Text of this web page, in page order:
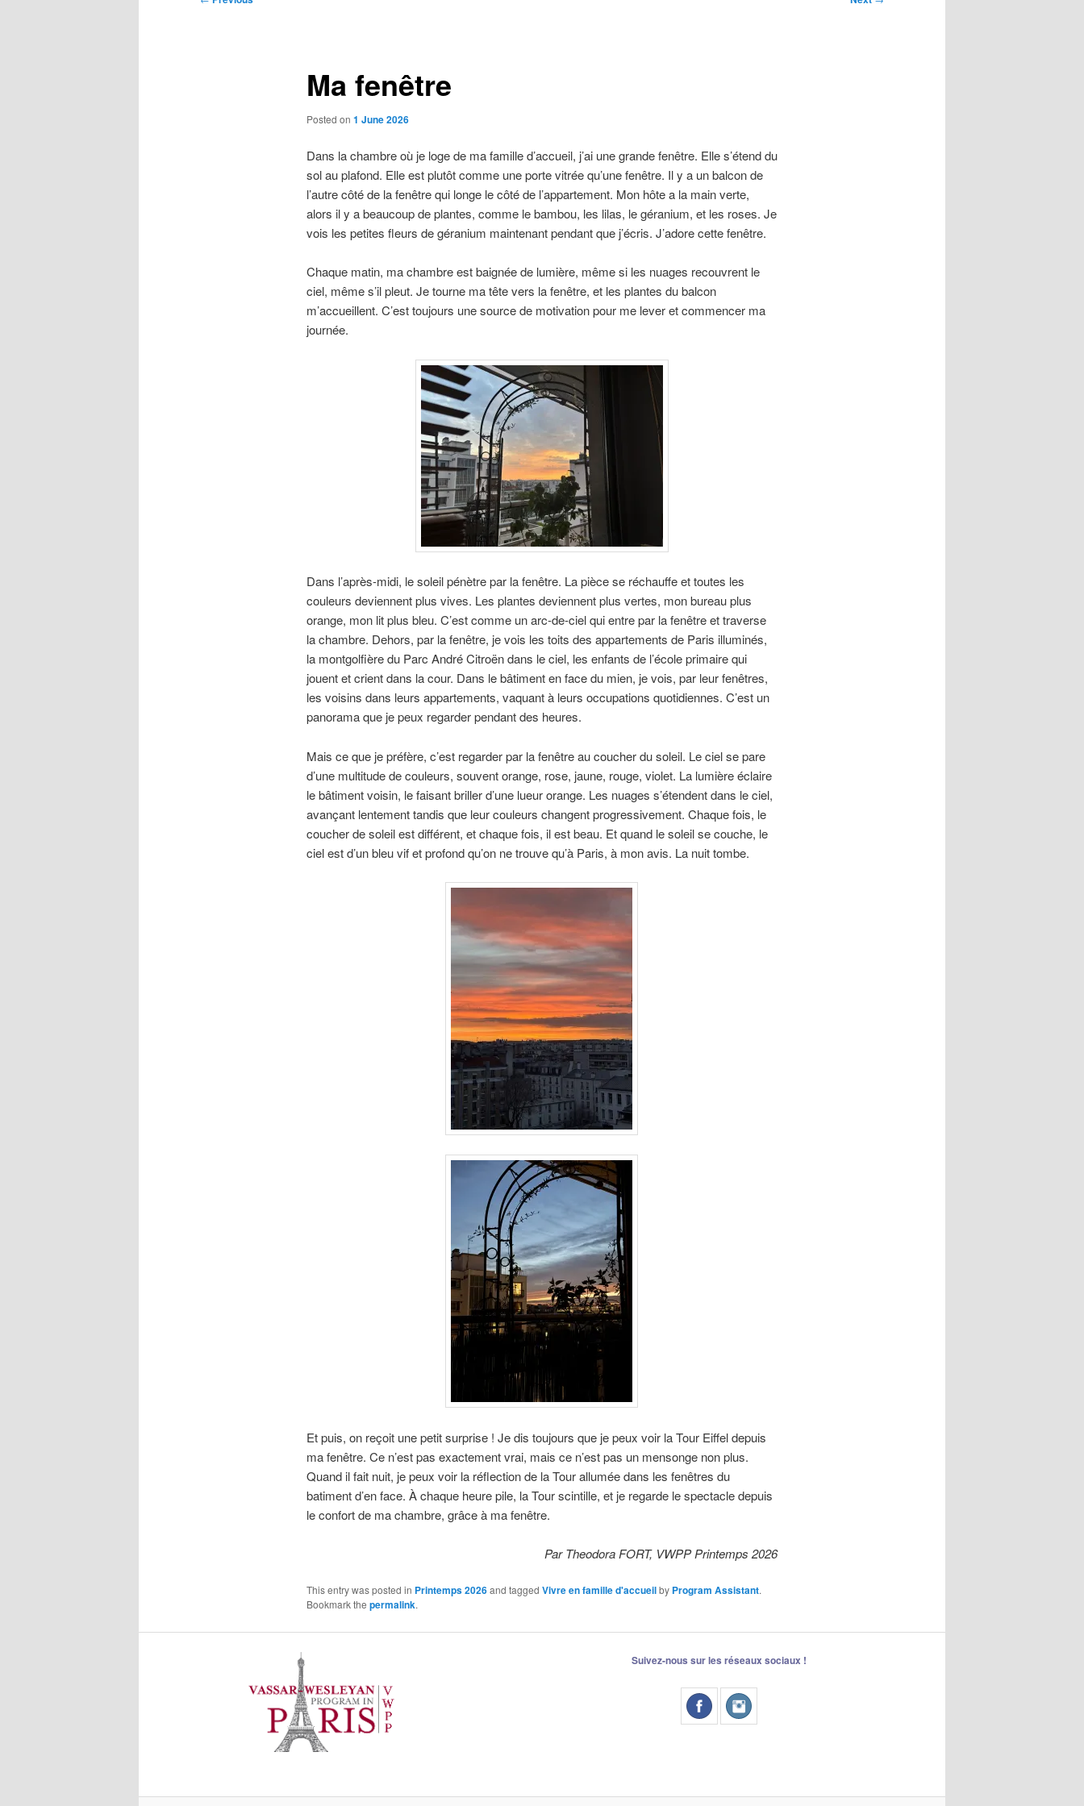
Ma fenêtre
Posted on 1 June 2026
Dans la chambre où je loge de ma famille d’accueil, j’ai une grande fenêtre. Elle s’étend du
sol au plafond. Elle est plutôt comme une porte vitrée qu’une fenêtre. Il y a un balcon de
l’autre côté de la fenêtre qui longe le côté de l’appartement. Mon hôte a la main verte,
alors il y a beaucoup de plantes, comme le bambou, les lilas, le géranium, et les roses. Je
vois les petites fleurs de géranium maintenant pendant que j’écris. J’adore cette fenêtre.
Chaque matin, ma chambre est baignée de lumière, même si les nuages recouvrent le
ciel, même s’il pleut. Je tourne ma tête vers la fenêtre, et les plantes du balcon
m’accueillent. C’est toujours une source de motivation pour me lever et commencer ma
journée.
Dans l’après-midi, le soleil pénètre par la fenêtre. La pièce se réchauffe et toutes les
couleurs deviennent plus vives. Les plantes deviennent plus vertes, mon bureau plus
orange, mon lit plus bleu. C’est comme un arc-de-ciel qui entre par la fenêtre et traverse
la chambre. Dehors, par la fenêtre, je vois les toits des appartements de Paris illuminés,
la montgolfière du Parc André Citroën dans le ciel, les enfants de l’école primaire qui
jouent et crient dans la cour. Dans le bâtiment en face du mien, je vois, par leur fenêtres,
les voisins dans leurs appartements, vaquant à leurs occupations quotidiennes. C’est un
panorama que je peux regarder pendant des heures.
Mais ce que je préfère, c’est regarder par la fenêtre au coucher du soleil. Le ciel se pare
d’une multitude de couleurs, souvent orange, rose, jaune, rouge, violet. La lumière éclaire
le bâtiment voisin, le faisant briller d’une lueur orange. Les nuages s’étendent dans le ciel,
avançant lentement tandis que leur couleurs changent progressivement. Chaque fois, le
coucher de soleil est diff​​érent, et chaque fois, il est beau. Et quand le soleil se couche, le
ciel est d’un bleu vif et profond qu’on ne trouve qu’à Paris, à mon avis. La nuit tombe.
Et puis, on reçoit une petit surprise ! Je dis toujours que je peux voir la Tour Eiffel depuis
ma fenêtre. Ce n’est pas exactement vrai, mais ce n’est pas un mensonge non plus.
Quand il fait nuit, je peux voir la réflection de la Tour allumée dans les fenêtres du
batiment d’en face. À chaque heure pile, la Tour scintille, et je regarde le spectacle depuis
le confort de ma chambre, grâce à ma fenêtre.
Par Theodora FORT, VWPP Printemps 2026
This entry was posted in Printemps 2026and tagged Vivre en famille d'accueilby Program Assistant.
Bookmark the permalink.
Suivez-nous sur les réseaux sociaux !